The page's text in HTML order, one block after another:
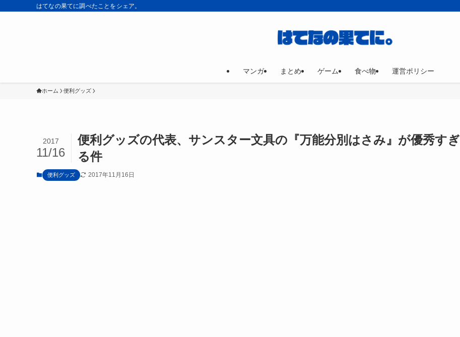
はてなの果てに調べたことをシェア。
マンガ まとめ ゲーム 食べ物 運営ポリシー
ホーム 便利グッズ
便利グッズの代表、サンスター文具の『万能分別はさみ』が優秀すぎ
る件
2017
11/16
便利グッズ 2017年11月16日